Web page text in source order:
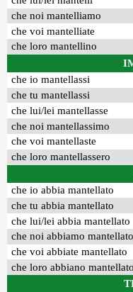
che noi mantelliamo
che voi mantelliate
che loro mantellino
che io mantellassi
che tu mantellassi
che lui/lei mantellasse
che noi mantellassimo
che voi mantellaste
che loro mantellassero
che io abbia mantellato
che tu abbia mantellato
che lui/lei abbia mantellato
che noi abbiamo mantellato
che voi abbiate mantellato
che loro abbiano mantellato